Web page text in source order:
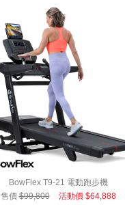
BowFlex T9-21 電動跑步機
售價$99,800 活動價 $64,888